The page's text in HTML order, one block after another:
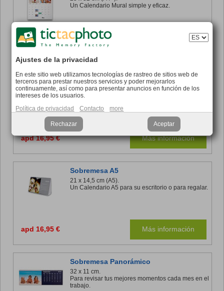
Un Calendario Mural simple y eficaz.
apd 16,95 €
Cumpleaños
25 x 32 cm (A4+).
Su Calendario perpetuo para recordar las fechas
apd 16,95 € Más información
Sobremesa A5
21 x 14,5 cm (A5).
Un Calendario A5 para su escritorio o para regalar.
apd 16,95 € Más información
Sobremesa Panorámico
32 x 11 cm.
Para revisar tus mejores momentos cada mes en el
trabajo.
Ajustes de la privacidad
En este sitio web utilizamos tecnologías de rastreo de sitios web de
terceros para prestar nuestros servicios y poder mejorarlos
continuamente, así como para presentar anuncios en función de los
intereses de los usuarios.
Política de privacidad
Contacto more
Rechazar Aceptar